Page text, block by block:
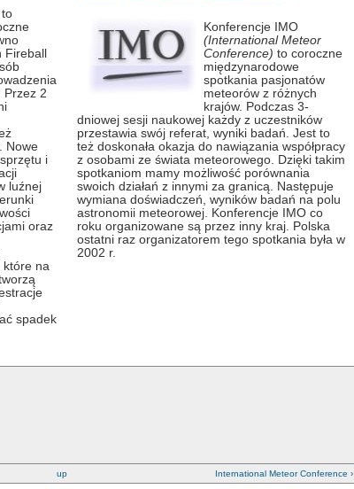
Fireball
Przez 2
Nowe
i
luźnej
oraz
które na
spadek
Konferencje IMO
(International Meteor
Conference) to coroczne
międzynarodowe
spotkania pasjonatów
meteorów z różnych
krajów. Podczas 3-
dniowej sesji naukowej każdy z uczestników
przestawia swój referat, wyniki badań. Jest to
też doskonała okazja do nawiązania współpracy
z osobami ze świata meteorowego. Dzięki takim
spotkaniom mamy możliwość porównania
swoich działań z innymi za granicą. Następuje
wymiana doświadczeń, wyników badań na polu
astronomii meteorowej. Konferencje IMO co
roku organizowane są przez inny kraj. Polska
ostatni raz organizatorem tego spotkania była w
2002 r.
up International Meteor Conference ›